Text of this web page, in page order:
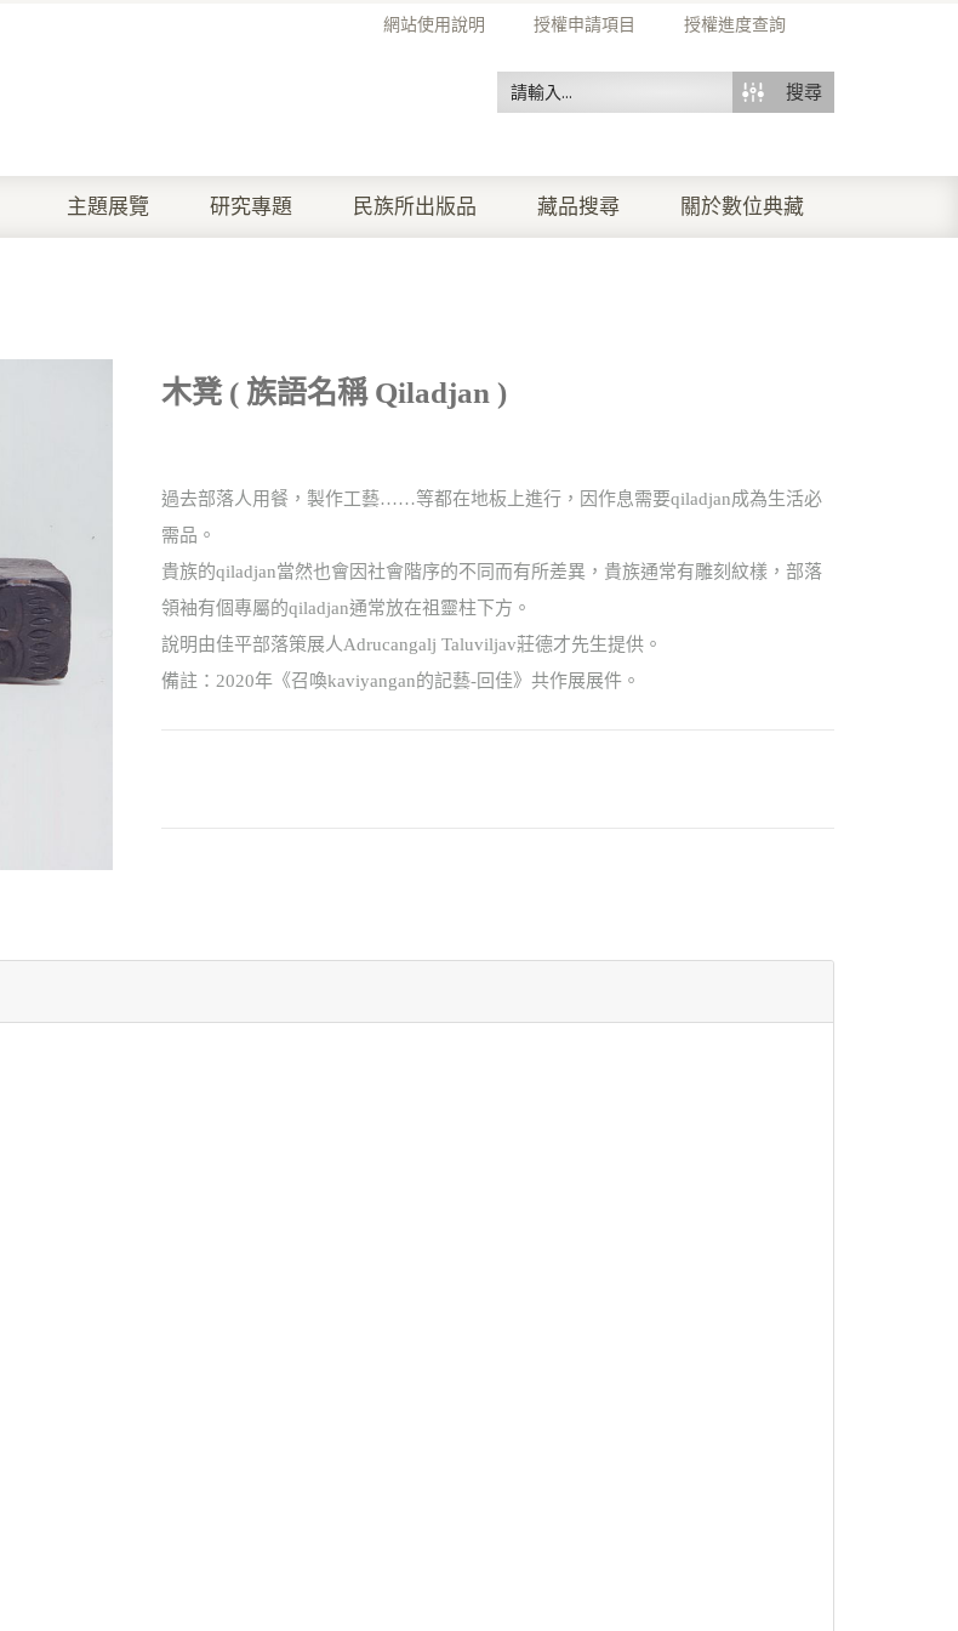
網站使用說明 授權申請項目 授權進度查詢
搜尋
主題展覽 研究專題 民族所出版品 藏品搜尋 關於數位典藏
木凳 ( 族語名稱 Qiladjan )
過去部落人用餐，製作工藝……等都在地板上進行，因作息需要qiladjan成為生活必
需品。
貴族的qiladjan當然也會因社會階序的不同而有所差異，貴族通常有雕刻紋樣，部落
領袖有個專屬的qiladjan通常放在祖靈柱下方。
說明由佳平部落策展人Adrucangalj Taluviljav莊德才先生提供。
備註：2020年《召喚kaviyangan的記藝-回佳》共作展展件。